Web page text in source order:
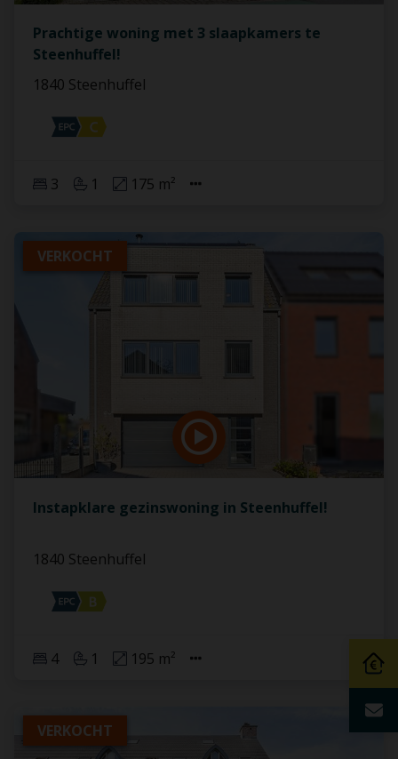
Prachtige woning met 3 slaapkamers te
Steenhuffel!
1840 Steenhuffel
3 1 175 m²
VERKOCHT
Instapklare gezinswoning in Steenhuffel!
1840 Steenhuffel
4 1 195 m²
VERKOCHT